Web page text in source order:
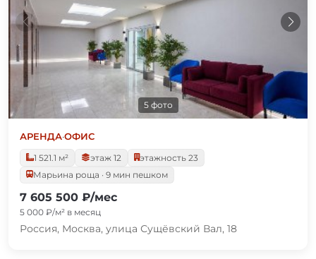
5 фото
АРЕНДА·ОФИС
1 521.1 м²
этаж 12
этажность 23
Марьина роща · 9 мин пешком
7 605 500 ₽/мес
5 000 ₽/м² в месяц
Россия, Москва, улица Сущёвский Вал, 18